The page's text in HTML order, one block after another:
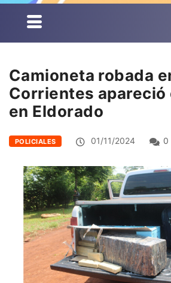
Camioneta robada
Corrientes apareció
en Eldorado
POLICIALES 01/11/2024 0